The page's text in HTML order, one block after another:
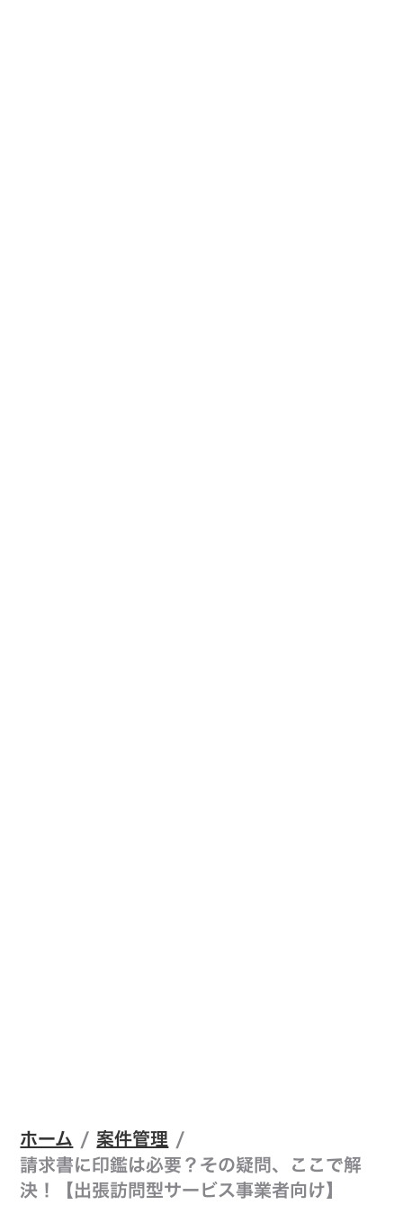
ホーム / 案件管理 /
請求書に印鑑は必要？その疑問、ここで解
決！【出張訪問型サービス事業者向け】